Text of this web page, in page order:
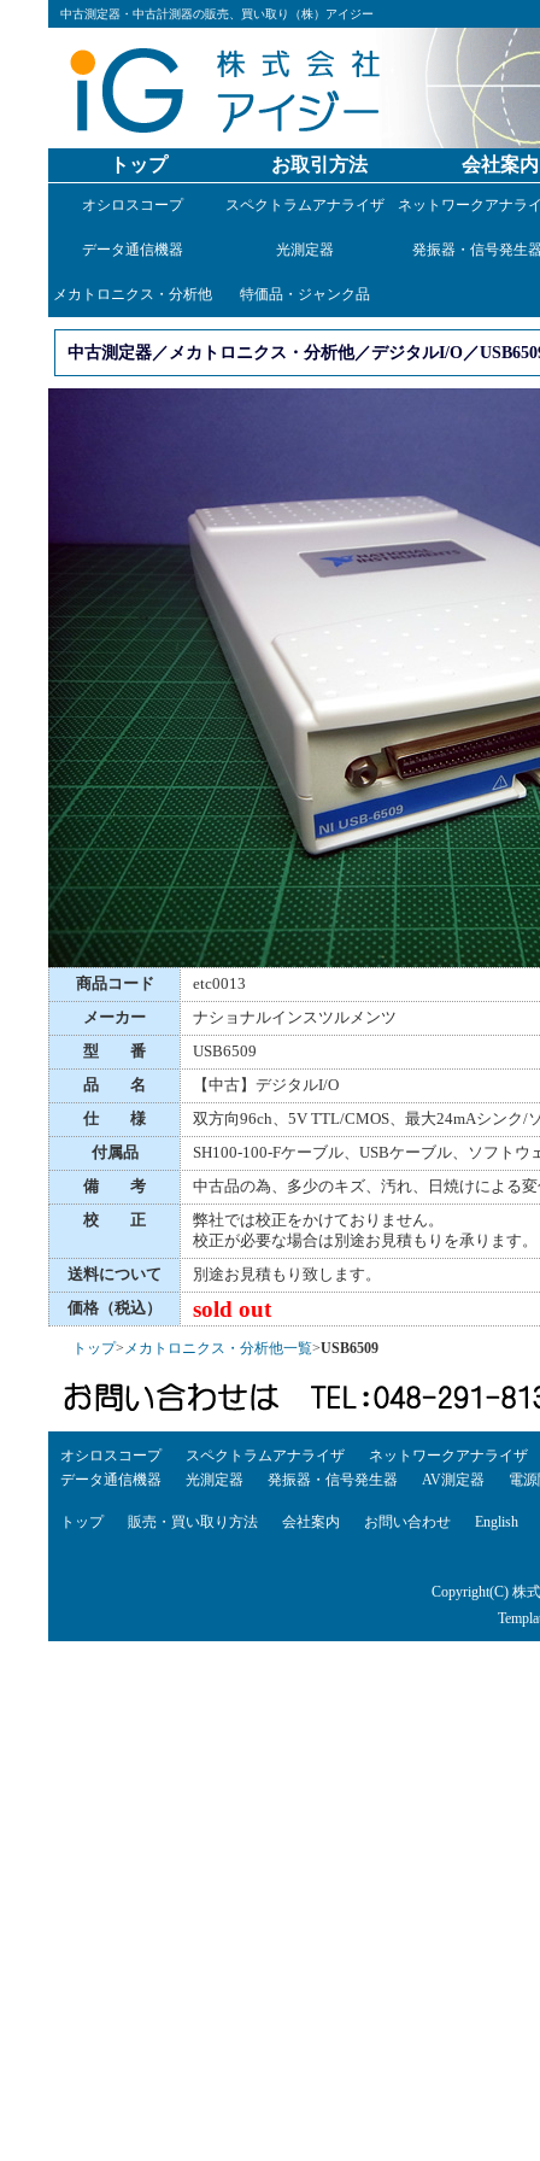
中古測定器・中古計測器の販売、買い取り（株）アイジー
トップ お取引方法 会社案内
オシロスコープ スペクトラムアナライザ ネットワークアナラ
データ通信機器 光測定器 発振器・信号発生
メカトロニクス・分析他 特価品・ジャンク品
中古測定器／メカトロニクス・分析他／デジタルI/O／
商品コード
etc0013
メーカー
ナショナルインスツルメンツ
型 番
USB6509
品 名
【中古】デジタルI/O
仕 様
双方向96ch、5V TTL/CMOS、最大24mAシンク/
付属品
SH100-100-Fケーブル、USBケーブル、ソフト
備 考
中古品の為、多少のキズ、汚れ、日焼けによる
校 正
弊社では校正をかけておりません。
校正が必要な場合は別途お見積もりを承ります。
送料について
別途お見積もり致します。
価格（税込）
sold out
トップ> メカトロニクス・分析他一覧>USB6509
オシロスコープ スペクトラムアナライザ
ネットワークアナライザ
データ通信機器
光測定器 発振器・信号発生器 AV測定器 電
トップ 販売・買い取り方法 会社案内 お問い合わせ English
Copyright(C) 株